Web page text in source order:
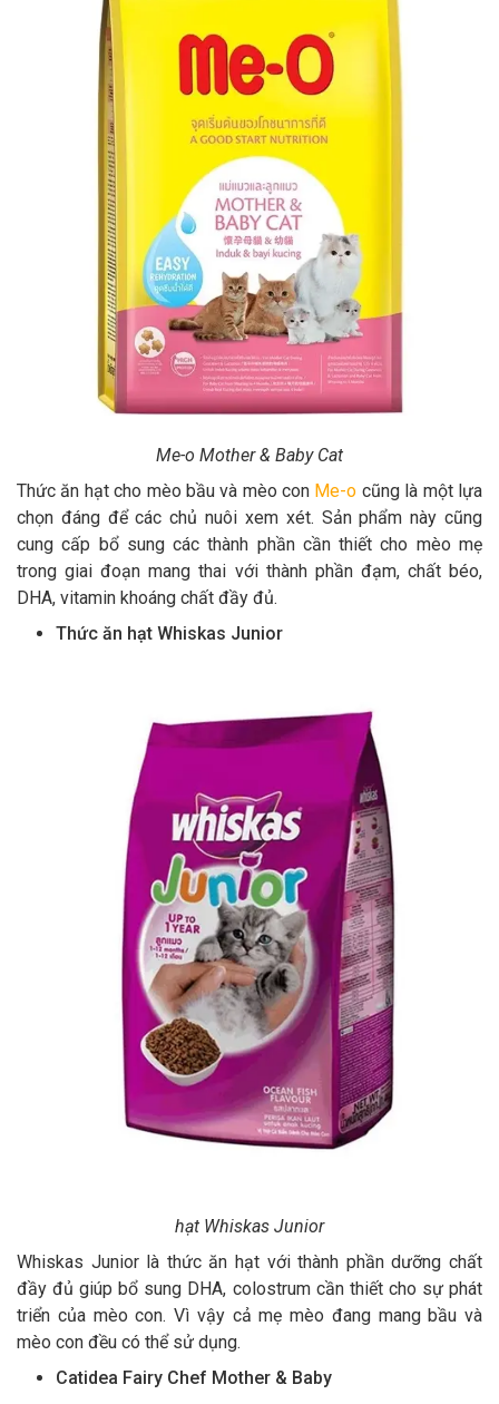
Me-o Mother & Baby Cat
Thức ăn hạt cho mèo bầu và mèo con Me-o cũng là một lựa
chọn đáng để các chủ nuôi xem xét. Sản phẩm này cũng
cung cấp bổ sung các thành phần cần thiết cho mèo mẹ
trong giai đoạn mang thai với thành phần đạm, chất béo,
DHA, vitamin khoáng chất đầy đủ.
Thức ăn hạt Whiskas Junior
hạt Whiskas Junior
Whiskas Junior là thức ăn hạt với thành phần dưỡng chất
đầy đủ giúp bổ sung DHA, colostrum cần thiết cho sự phát
triển của mèo con. Vì vậy cả mẹ mèo đang mang bầu và
mèo con đều có thể sử dụng.
Catidea Fairy Chef Mother & Baby